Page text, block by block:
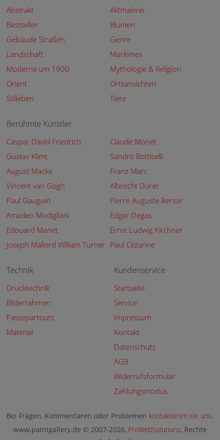
Abstrakt
Aktmalerei
Bestseller
Blumen
Gebäude Straßen
Genre
Landschaft
Maritimes
Moderne um 1900
Mythologie & Religion
Orient
Ortsansichten
Stilleben
Tiere
Berühmte Künstler
Caspar David Friedrich
Claude Monet
Gustav Klimt
Sandro Botticelli
August Macke
Franz Marc
Vincent van Gogh
Albrecht Dürer
Paul Gauguin
Pierre-Auguste Renoir
Amadeo Modigliani
Edgar Degas
Edouard Manet
Ernst Ludwig Kirchner
Joseph Mallord William Turner Paul Cézanne
Technik
Drucktechnik
Bilderrahmen
Passepartouts
Material
Kundenservice
Startseite
Service
Impressum
Kontakt
Datenschutz
AGB
Widerrufsformular
Zahlungsmodus
Bei Fragen, Kommentaren oder Problemen kontaktieren sie uns.
www.paintgallery.de © 2007-2026, ProWebSolutions, Rechte